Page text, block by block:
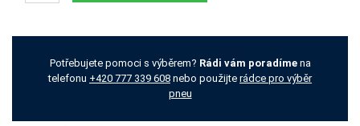
Potřebujete pomoci s výběrem? Rádi vám poradímena
telefonu +420 777 339 608 nebo použijte rádce pro výběr
pneu